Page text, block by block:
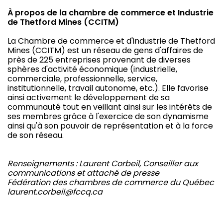
À propos de la chambre de commerce et Industrie
de Thetford Mines (CCITM)
La Chambre de commerce et d'industrie de Thetford
Mines (CCITM) est un réseau de gens d'affaires de
près de 225 entreprises provenant de diverses
sphères d'activité économique (industrielle,
commerciale, professionnelle, service,
institutionnelle, travail autonome, etc.). Elle favorise
ainsi activement le développement de sa
communauté tout en veillant ainsi sur les intérêts de
ses membres grâce à l'exercice de son dynamisme
ainsi qu'à son pouvoir de représentation et à la force
de son réseau.
Renseignements :Laurent Corbeil, Conseiller aux
communications et attaché de presse
Fédération des chambres de commerce du Québec
laurent.corbeil@fccq.ca